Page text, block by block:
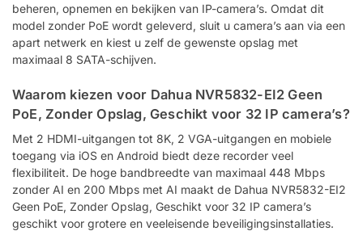
beheren, opnemen en bekijken van IP-camera’s. Omdat dit
model zonder PoE wordt geleverd, sluit u camera’s aan via een
apart netwerk en kiest u zelf de gewenste opslag met
maximaal 8 SATA-schijven.
Waarom kiezen voor Dahua NVR5832-EI2 Geen
PoE, Zonder Opslag, Geschikt voor 32 IP camera’s?
Met 2 HDMI-uitgangen tot 8K, 2 VGA-uitgangen en mobiele
toegang via iOS en Android biedt deze recorder veel
flexibiliteit. De hoge bandbreedte van maximaal 448 Mbps
zonder AI en 200 Mbps met AI maakt de Dahua NVR5832-EI2
Geen PoE, Zonder Opslag, Geschikt voor 32 IP camera’s
geschikt voor grotere en veeleisende beveiligingsinstallaties.